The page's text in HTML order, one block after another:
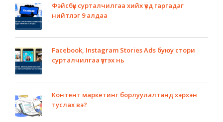
Фэйсбүүк сурталчилгаа хийх үед гаргадаг
нийтлэг 9 алдаа
Facebook, Instagram Stories Ads буюу стори
сурталчилгаа үүсгэх нь
Контент маркетинг борлуулалтанд хэрхэн
туслах вэ?